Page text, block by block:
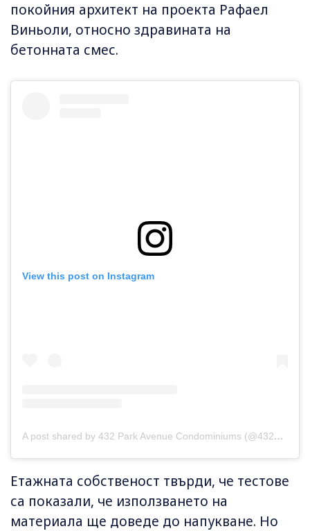
покойния архитект на проекта Рафаел
Виньоли, относно здравината на
бетонната смес.
View this post on Instagram
A post shared by 432 Park Avenue Condominiums (@432park)
Етажната собственост твърди, че тестове
са показали, че използването на
материала ще доведе до напукване. Но